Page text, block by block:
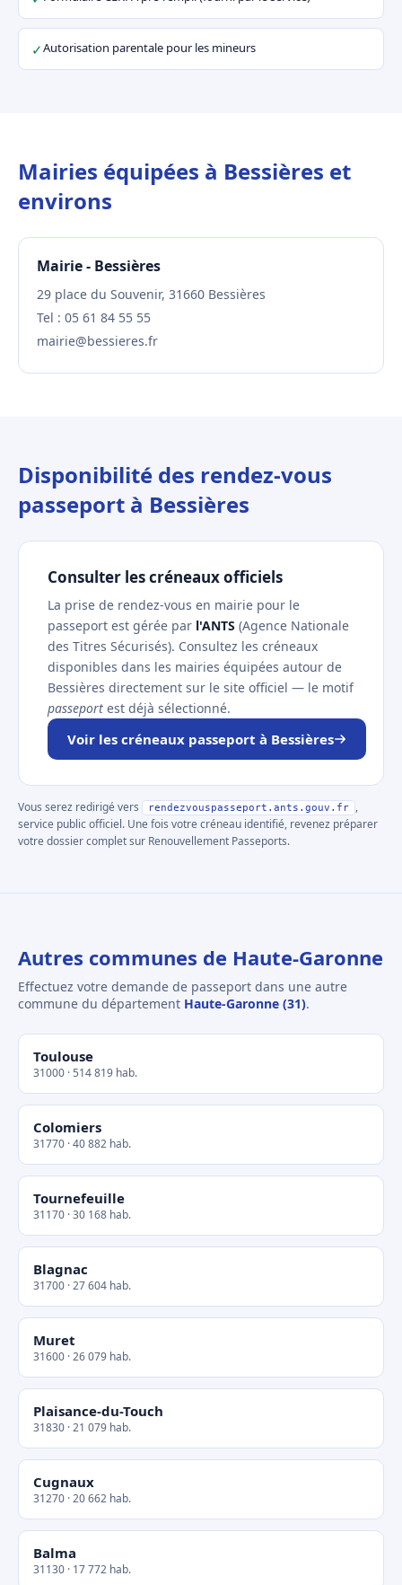
✓Autorisation parentale pour les mineurs
Mairies équipées à Bessières et
environs
Mairie - Bessières
29 place du Souvenir, 31660 Bessières
Tel : 05 61 84 55 55
mairie@bessieres.fr
Disponibilité des rendez-vous
passeport à Bessières
Consulter les créneaux officiels
La prise de rendez-vous en mairie pour le
passeport est gérée par l'ANTS (Agence Nationale
des Titres Sécurisés). Consultez les créneaux
disponibles dans les mairies équipées autour de
Bessières directement sur le site officiel — le motif
passeport est déjà sélectionné.
Voir les créneaux passeport à Bessières
Vous serez redirigé vers rendezvouspasseport.ants.gouv.fr
,
service public officiel. Une fois votre créneau identifié, revenez préparer
votre dossier complet sur Renouvellement Passeports.
Autres communes de Haute-Garonne
Effectuez votre demande de passeport dans une autre
commune du département Haute-Garonne (31).
Toulouse
31000 · 514 819 hab.
Colomiers
31770 · 40 882 hab.
Tournefeuille
31170 · 30 168 hab.
Blagnac
31700 · 27 604 hab.
Muret
31600 · 26 079 hab.
Plaisance-du-Touch
31830 · 21 079 hab.
Cugnaux
31270 · 20 662 hab.
Balma
31130 · 17 772 hab.